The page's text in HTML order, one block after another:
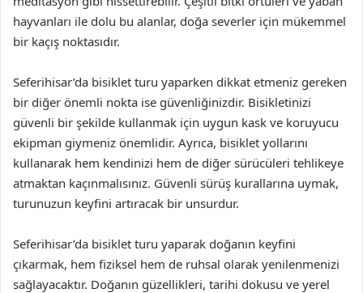
hayvanları ile dolu bu alanlar, doğa severler için mükemmel
bir kaçış noktasıdır.
Seferihisar’da bisiklet turu yaparken dikkat etmeniz gereken
bir diğer önemli nokta ise güvenliğinizdir. Bisikletinizi
güvenli bir şekilde kullanmak için uygun kask ve koruyucu
ekipman giymeniz önemlidir. Ayrıca, bisiklet yollarını
kullanarak hem kendinizi hem de diğer sürücüleri tehlikeye
atmaktan kaçınmalısınız. Güvenli sürüş kurallarına uymak,
turunuzun keyfini artıracak bir unsurdur.
Seferihisar’da bisiklet turu yaparak doğanın keyfini
çıkarmak, hem fiziksel hem de ruhsal olarak yenilenmenizi
sağlayacaktır. Doğanın güzellikleri, tarihi dokusu ve yerel